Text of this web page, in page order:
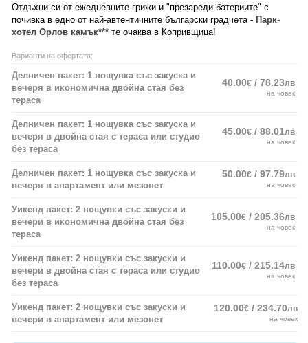
Отдъхни си от ежедневните грижи и "презареди батериите" с
почивка в едно от най-автентичните български градчета - Парк-
хотел Орлов камък*** те очаква в Копривщица!
Варианти на офертата:
Делничен пакет: 1 нощувка със закуска и
вечеря в икономична двойна стая без
тераса
40.00€ / 78.23лв
на човек
Делничен пакет: 1 нощувка със закуска и
вечеря в двойна стая с тераса или студио
без тераса
45.00€ / 88.01лв
на човек
Делничен пакет: 1 нощувка със закуска и
вечеря в апартамент или мезонет
50.00€ / 97.79лв
на човек
Уикенд пакет: 2 нощувки със закуски и
вечери в икономична двойна стая без
тераса
105.00€ / 205.36лв
на човек
Уикенд пакет: 2 нощувки със закуски и
вечери в двойна стая с тераса или студио
без тераса
110.00€ / 215.14лв
на човек
Уикенд пакет: 2 нощувки със закуски и
вечери в апартамент или мезонет
120.00€ / 234.70лв
на човек